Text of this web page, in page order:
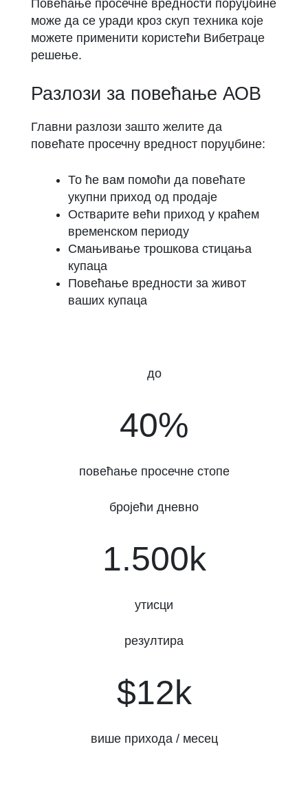
Повећање просечне вредности поруџбине
може да се уради кроз скуп техника које
можете применити користећи Вибетраце
решење.
Разлози за повећање АОВ
Главни разлози зашто желите да
повећате просечну вредност поруџбине:
То ће вам помоћи да повећате
укупни приход од продаје
Остварите већи приход у краћем
временском периоду
Смањивање трошкова стицања
купаца
Повећање вредности за живот
ваших купаца
до
40%
повећање просечне стопе
бројећи дневно
1.500k
утисци
резултира
$12k
више прихода / месец